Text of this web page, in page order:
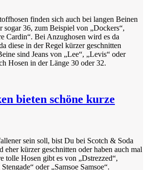
finden sich auch bei langen Beinen
sogar 36, zum Beispiel von „Dockers“,
Cardin“. Bei Anzughosen wird es da
diese in der Regel kürzer geschnitten
sind Jeans von „Lee“, „Levis“ oder
Hosen in der Länge 30 oder 32.
bieten schöne kurze
sein soll, bist Du bei Scotch & Soda
eher kürzer geschnitten oder haben auch mal
tolle Hosen gibt es von „Dstrezzed“,
oder „Samsoe Samsoe“.